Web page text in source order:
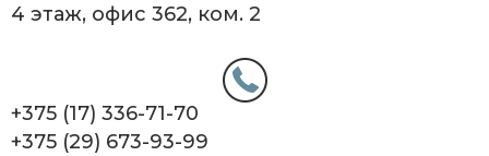
4 этаж, офис 362, ком. 2
+375 (17) 336-71-70
+375 (29) 673-93-99